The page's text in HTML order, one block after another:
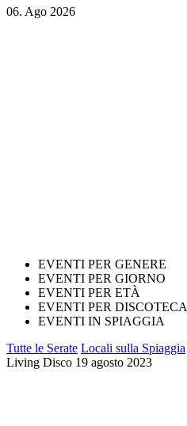
06. Ago 2026
EVENTI PER GENERE
EVENTI PER GIORNO
EVENTI PER ETÀ
EVENTI PER DISCOTECA
EVENTI IN SPIAGGIA
Tutte le Serate Locali sulla Spiaggia
Living Disco 19 agosto 2023